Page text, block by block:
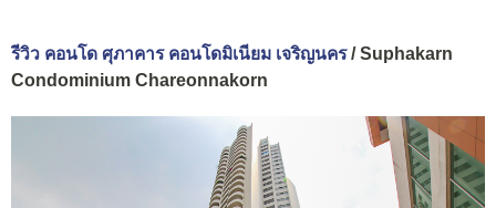
รีวิว คอนโด ศุภาคาร คอนโดมิเนียม เจริญนคร/ Suphakarn
Condominium Chareonnakorn